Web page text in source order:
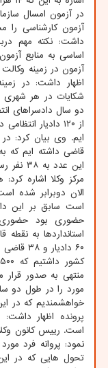
در آزمون امسال
آزمون کارشناسی را
داشت: نکته مهم
اساسی به منابع
آزمون در زمینه
اظهار داشت: در
شکایات در هر شهری
دو سال دادسراهای
ایم. وی بیان کرد: در
قاضی داشته ایم که
این
مرکز وکلا اشاره
الان دوبرابر شده
است سابق بر این
حضوری بود
استانداردها به
مورد را در طول دو
خواهشمندیم که در
پرونده اظهار داشت:
است. رییس کانون
نمود: پروانه فرد
تحول هایی که در